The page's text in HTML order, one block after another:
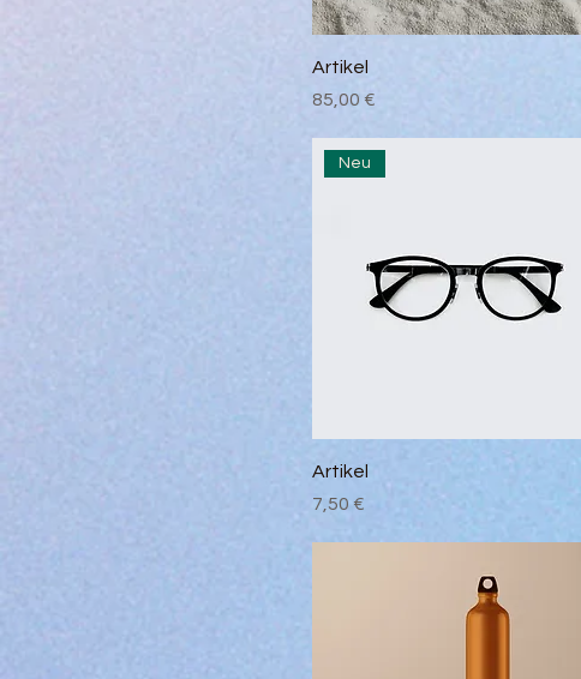
Artikel
Preis
85,00 €
Neu
Artikel
Preis
7,50 €